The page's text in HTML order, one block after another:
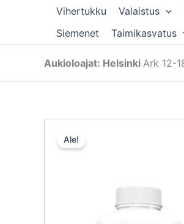
Vihertukku Valaistus
Siemenet
Taimikasvatus
Aukioloajat: Helsinki Ark 12-
Ale!